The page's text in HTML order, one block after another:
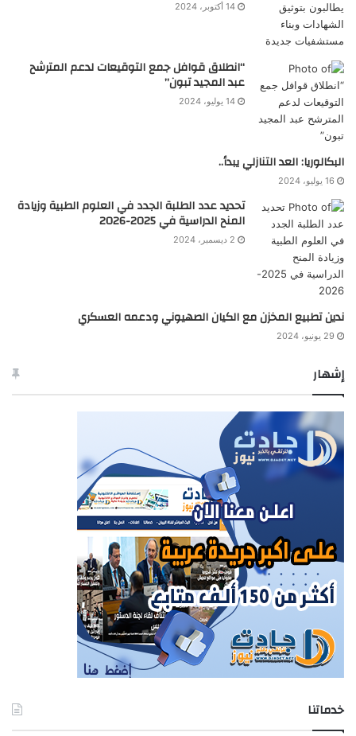
14 أكتوبر، 2024
“انطلاق قوافل جمع التوقيعات لدعم المترشح
عبد المجيد تبون”
14 يوليو، 2024
البكالوريا: العد التنازلي يبدأ..
16 يوليو، 2024
تحديد عدد الطلبة الجدد في العلوم الطبية وزيادة
المنح الدراسية في 2025-2026
2 ديسمبر، 2024
ندين تطبيع المخزن مع الكيان الصهيوني ودعمه العسكري
29 يونيو، 2024
إشهار
خدماتنا